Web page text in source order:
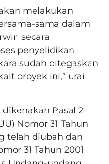
melakukan
sama dalam
secara
penyelidikan
sudah ditegaskan
proyek ini,” urai
dikenakan Pasal 2
Nomor 31 Tahun
telah diubah dan
31 Tahun 2001